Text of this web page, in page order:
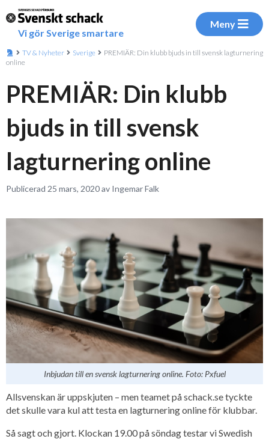
Vi gör Sverige smartare
Meny
TV & Nyheter Sverige
PREMIÄR: Din klubb bjuds in till svensk lagturnering
online
PREMIÄR: Din klubb
bjuds in till svensk
lagturnering online
Publicerad 25 mars, 2020 av Ingemar Falk
Inbjudan till en svensk lagturnering online. Foto: Pxfuel
Allsvenskan är uppskjuten – men teamet på schack.se tyckte
det skulle vara kul att testa en lagturnering online för klubbar.
Så sagt och gjort. Klockan 19.00 på söndag testar vi Swedish